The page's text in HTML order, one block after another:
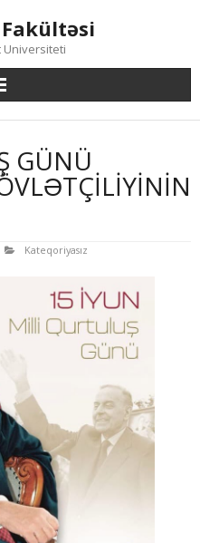
Universiteti
GÜNÜ
Kateqoriyasız